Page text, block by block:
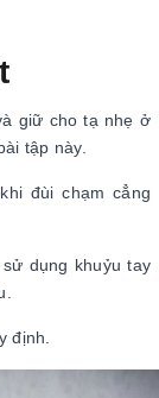
giữ cho tạ nhẹ ở
tập này.
đùi chạm cẳng
dụng khuỷu tay
định.